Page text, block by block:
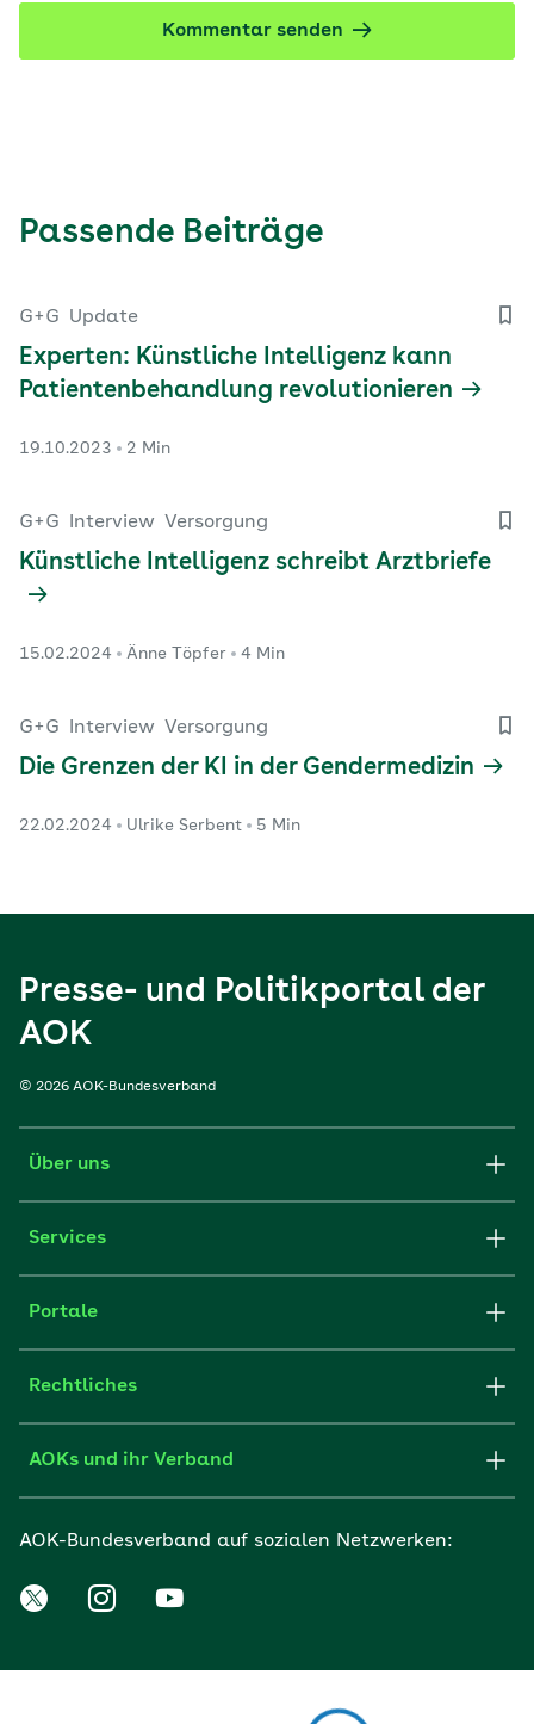
Kommentar senden
Passende Beiträge
G+G Update
Experten: Künstliche Intelligenz kann
Patientenbehandlung revolutionieren
19.10.2023 2 Min
G+G Interview Versorgung
Künstliche Intelligenz schreibt Arztbriefe
15.02.2024 Änne Töpfer 4 Min
G+G Interview Versorgung
Die Grenzen der KI in der Gendermedizin
22.02.2024 Ulrike Serbent 5 Min
Presse- und Politikportal der
AOK
© 2026 AOK-Bundesverband
Über uns
Services
Portale
Rechtliches
AOKs und ihr Verband
AOK-Bundesverband auf sozialen Netzwerken: